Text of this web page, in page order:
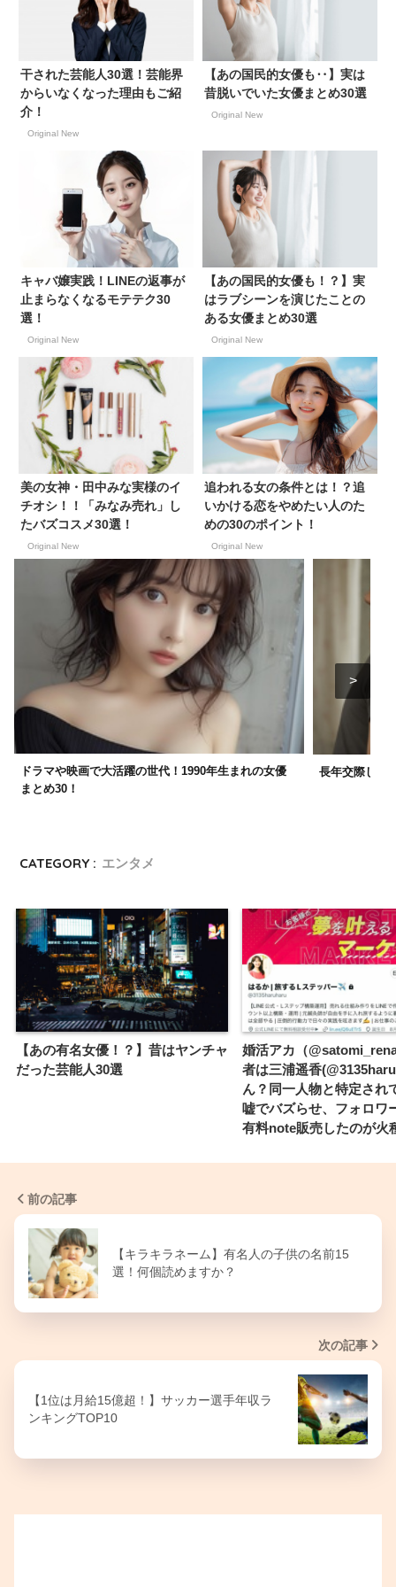
干された芸能人30選！芸能界
からいなくなった理由もご紹
介！
Original New
【あの国民的女優も‥】実は
昔脱いでいた女優まとめ30選
Original New
キャバ嬢実践！LINEの返事が
止まらなくなるモテテク30
選！
Original New
【あの国民的女優も！？】実
はラブシーンを演じたことの
ある女優まとめ30選
Original New
美の女神・田中みな実様のイ
チオシ！！「みなみ売れ」し
たバズコスメ30選！
Original New
追われる女の条件とは！？追
いかける恋をやめたい人のた
めの30のポイント！
Original New
ドラマや映画で大活躍の世代！1990年生まれの女優
まとめ30！
長年交際して
CATEGORY : エンタメ
【あの有名女優！？】昔はヤンチャ
だった芸能人30選
婚活アカ（
者は三浦遥香
ん？同一人物と特定され
嘘でバズらせ、フォロワ
有料note販売したのが火
前の記事
【キラキラネーム】有名人の子供の名前15
選！何個読めますか？
次の記事
【1位は月給15億超！】サッカー選手年収ラ
ンキングTOP10